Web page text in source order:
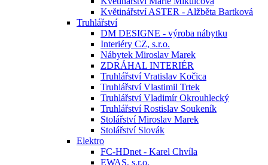
Květinářství ASTER - Alžběta Bartková
Truhlářství
DM DESIGNE - výroba nábytku
Interiéry CZ, s.r.o.
Nábytek Miroslav Marek
ZDRÁHAL INTERIÉR
Truhlářství Vratislav Kočica
Truhlářství Vlastimil Trtek
Truhlářství Vladimír Okrouhlecký
Truhlářství Rostislav Soukeník
Stolářství Miroslav Marek
Stolářství Slovák
Elektro
FC-HDnet - Karel Chvíla
EWAS, s.r.o.